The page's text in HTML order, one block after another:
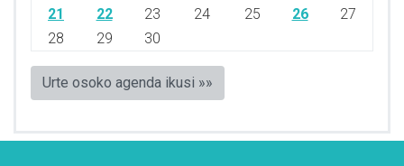
21
22 23 24 25 26
27
28
29 30
Urte osoko agenda ikusi »»